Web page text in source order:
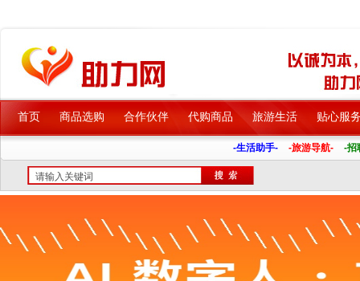
首页 商品选购 合作伙伴 代购商品 旅游生活 贴心服
-生活助手- -旅游导航- -招